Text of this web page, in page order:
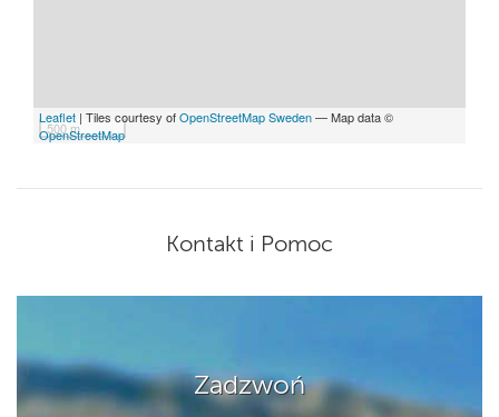
500 m
Leaflet | Tiles courtesy ofOpenStreetMap Sweden— Map data ©
OpenStreetMap
Kontakt i Pomoc
Zadzwoń